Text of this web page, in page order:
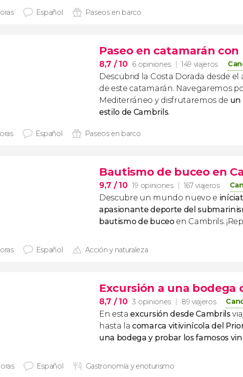
Español Paseos en barco
Paseo en catamarán
8,7 / 10 6 opiniones 149 viajeros
Descubrid la Costa Dorada desde
de este catamarán. Navegaremos
Mediterráneo y disfrutaremos de un
estilo de Cambrils.
Español Paseos en barco
Bautismo de buceo en
9,7 / 10 19 opiniones 167 viajeros
Descubre un mundo nuevo e
apasionante deporte del
bautismo de buceoen Cambrils.
Español Acción y naturaleza
Excursión a una bodega
8,7 / 10 3 opiniones 89 viajeros
En estaexcursión desde Cambrils
hasta la comarca vitivinícola del
una bodega y probar los famosos
Español Gastronomía y enoturismo